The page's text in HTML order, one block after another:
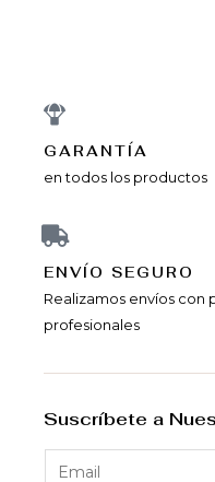
GARANTÍA
en todos los productos
ENVÍ­O SEGURO
Realizamos envíos con
profesionales
Suscríbete a